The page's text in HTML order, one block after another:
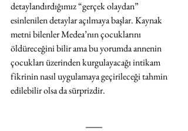
detaylandırdığımız “gerçek olaydan”
esinlenilen detaylar açılmaya başlar. Kaynak
metni bilenler Medea’nın çocuklarını
öldüreceğini bilir ama bu yorumda annenin
çocukları üzerinden kurgulayacağı intikam
fikrinin nasıl uygulamaya geçirileceği tahmin
edilebilir olsa da sürprizdir.